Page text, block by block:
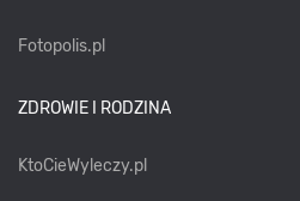
Fotopolis.pl
ZDROWIE I RODZINA
KtoCieWyleczy.pl